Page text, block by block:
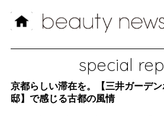
special
京都らしい滞在を。【三井ガーデ
邸】で感じる古都の風情